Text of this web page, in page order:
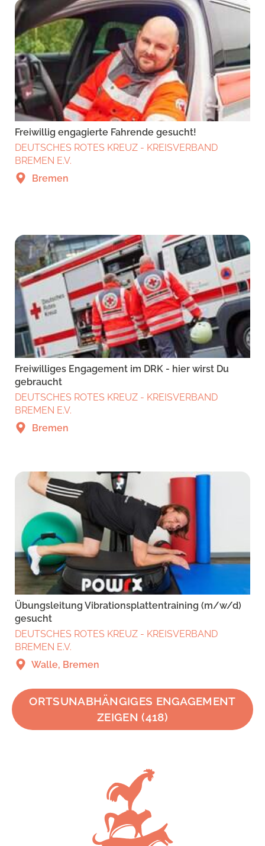
Freiwillig engagierte Fahrende gesucht!
DEUTSCHES ROTES KREUZ - KREISVERBAND
BREMEN E.V.
Bremen
Freiwilliges Engagement im DRK - hier wirst Du
gebraucht
DEUTSCHES ROTES KREUZ - KREISVERBAND
BREMEN E.V.
Bremen
Übungsleitung Vibrationsplattentraining (m/w/d)
gesucht
DEUTSCHES ROTES KREUZ - KREISVERBAND
BREMEN E.V.
Walle, Bremen
ORTSUNABHÄNGIGES ENGAGEMENT
ZEIGEN (418)